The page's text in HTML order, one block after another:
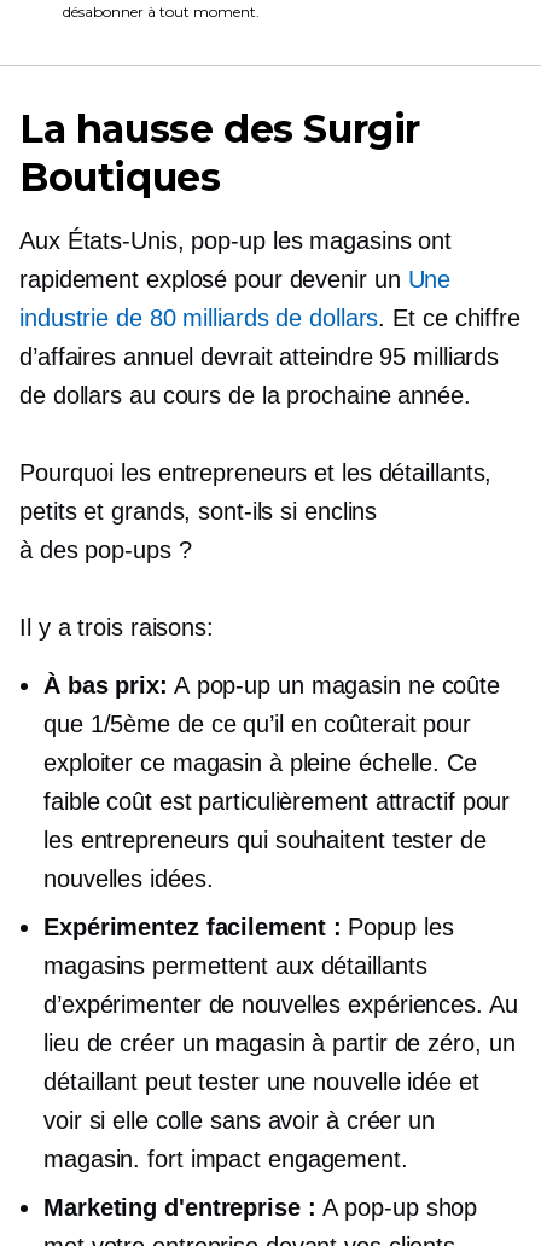
désabonner à tout moment.
La hausse desSurgir
Boutiques
Aux États-Unis, pop-uples magasins ont
rapidement explosé pour devenir un Une
industrie de 80 milliards de dollars. Et ce chiffre
d’affaires annuel devrait atteindre 95 milliards
de dollars au cours de la prochaine année.
Pourquoi les entrepreneurs et les détaillants,
petits et grands, sont-ils si enclins
à des pop-ups ?
Il y a trois raisons:
À bas prix: A pop-up un magasin ne coûte
que 1/5ème de ce qu’il en coûterait pour
exploiter ce magasin à pleine échelle. Ce
faible coût est particulièrement attractif pour
les entrepreneurs qui souhaitent tester de
nouvelles idées.
Expérimentez facilement : Popuples
magasins permettent aux détaillants
d’expérimenter de nouvelles expériences. Au
lieu de créer un magasin à partir de zéro, un
détaillant peut tester une nouvelle idée et
voir si elle colle sans avoir à créer un
magasin.fort impact engagement.
Marketing d'entreprise : A pop-upshop